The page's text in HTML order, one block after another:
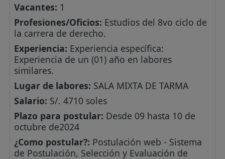
Vacantes: 1
Profesiones/Oficios: Estudios del 8vo ciclo de
la carrera de derecho.
Experiencia: Experiencia específica:
Experiencia de un (01) año en labores
similares.
Lugar de labores: SALA MIXTA DE TARMA
Salario: S/. 4710 soles
Plazo para postular: Desde 09 hasta 10 de
octubre de2024
¿Como postular?: Postulación web - Sistema
de Postulación, Selección y Evaluación de